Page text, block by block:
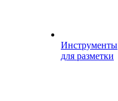
Инструменты
для разметки